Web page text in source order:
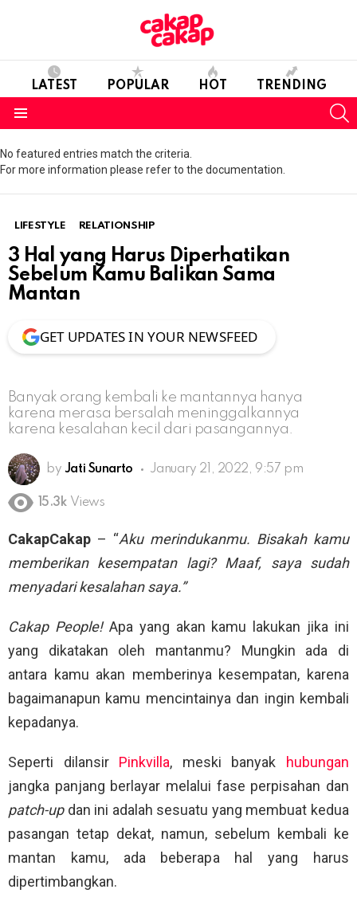
LATEST POPULAR HOT TRENDING
No featured entries match the criteria.
For more information please refer to the documentation.
LIFESTYLE RELATIONSHIP
3 Hal yang Harus Diperhatikan
Sebelum Kamu Balikan Sama
Mantan
GET UPDATES IN YOUR NEWSFEED
Banyak orang kembali ke mantannya hanya
karena merasa bersalah meninggalkannya
karena kesalahan kecil dari pasangannya.
by Jati Sunarto January 21, 2022, 9:57 pm
15.3k Views
CakapCakap – “Aku merindukanmu. Bisakah kamu
memberikan kesempatan lagi? Maaf, saya sudah
menyadari kesalahan saya.”
Cakap People!Apa yang akan kamu lakukan jika ini
yang dikatakan oleh mantanmu? Mungkin ada di
antara kamu akan memberinya kesempatan, karena
bagaimanapun kamu mencintainya dan ingin kembali
kepadanya.
Seperti dilansir Pinkvilla, meski banyak hubungan
jangka panjang berlayar melalui fase perpisahan dan
patch-updan ini adalah sesuatu yang membuat kedua
pasangan tetap dekat, namun, sebelum kembali ke
mantan kamu, ada beberapa hal yang harus
dipertimbangkan.